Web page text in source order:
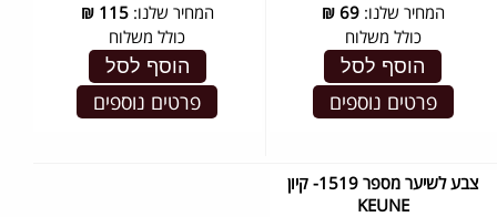
המחיר שלנו:69
₪
כולל משלוח
הוסף לסל
פרטים נוספים
המחיר שלנו:115
₪
כולל משלוח
הוסף לסל
פרטים נוספים
צבע לשיער מספר 1519- קיון
KEUNE